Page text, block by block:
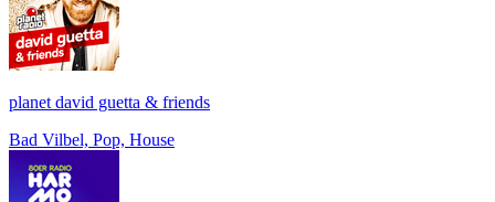
planet david guetta & friends
Bad Vilbel, Pop, House